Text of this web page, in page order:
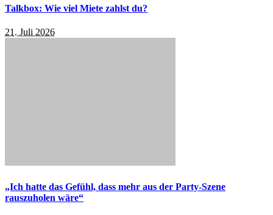
Talkbox: Wie viel Miete zahlst du?
21. Juli 2026
„Ich hatte das Gefühl, dass mehr aus der Party-Szene
rauszuholen wäre“